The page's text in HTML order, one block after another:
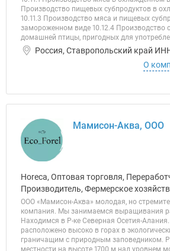
Производство пищевых субпродуктов в
10.11.3 Производство мяса и пищевых
замороженном виде 10.12.4 Производство
домашней птицы, пригодных для
Россия, Ставропольский край
О
Мамисон-Аква, ООО
Horeca, Оптовая торговля,
Производитель, Фермерское
ООО «Мамисон-Аква» молодая, но
компания. Мы занимаемся выращивания
Находимся в Р-ке Северная Осетия-
расположено высоко в горах в
граничащим с природным заповедником.
местности на высоте 1700 м над уровнем